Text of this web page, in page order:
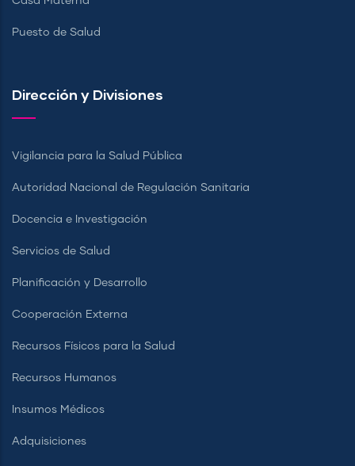
Puesto de Salud
Dirección y Divisiones
Vigilancia para la Salud Pública
Autoridad Nacional de Regulación Sanitaria
Docencia e Investigación
Servicios de Salud
Planificación y Desarrollo
Cooperación Externa
Recursos Físicos para la Salud
Recursos Humanos
Insumos Médicos
Adquisiciones